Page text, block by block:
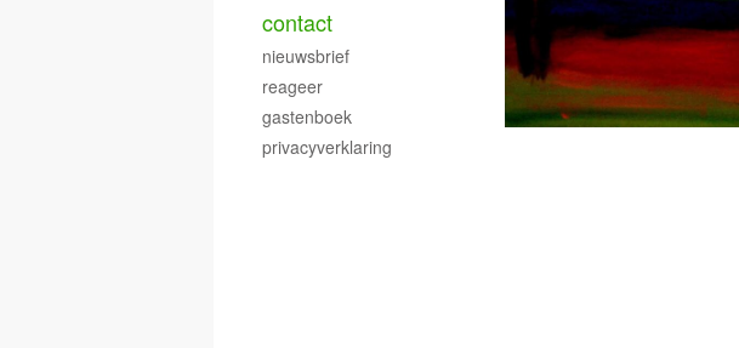
contact
nieuwsbrief
reageer
gastenboek
privacyverklaring